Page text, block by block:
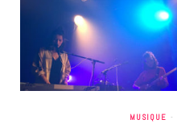
MUSIQUE